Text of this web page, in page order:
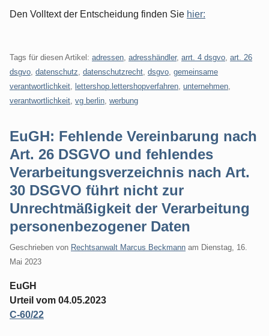
Den Volltext der Entscheidung finden Sie hier:
Tags für diesen Artikel: adressen adresshändler, arrt. 4 dsgvo art. 26
dsgvo datenschutz datenschutzrecht dsgvo gemeinsame
verantwortlichkeit
lettershop.lettershopverfahren unternehmen
verantwortlichkeit vg berlin werbung
EuGH: Fehlende Vereinbarung nach
Art. 26 DSGVO und fehlendes
Verarbeitungsverzeichnis nach Art.
30 DSGVO führt nicht zur
Unrechtmäßigkeit der Verarbeitung
personenbezogener Daten
Geschrieben von Rechtsanwalt Marcus Beckmann am Dienstag, 16.
Mai 2023
EuGH
Urteil vom 04.05.2023
C‑60/22